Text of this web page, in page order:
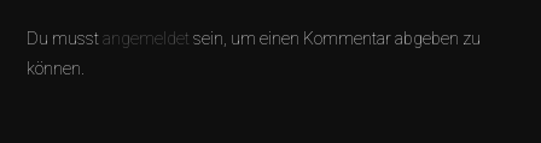
Du musstangemeldet sein, um einen Kommentar abgeben zu
können.